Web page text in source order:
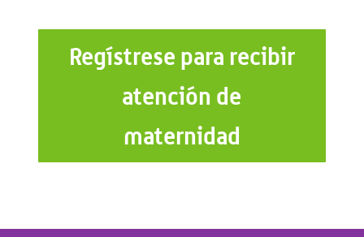
Regístrese para recibir
atención de
maternidad